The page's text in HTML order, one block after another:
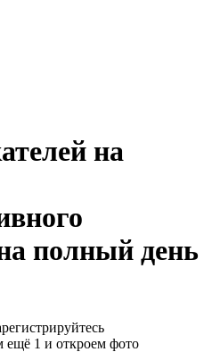
на
полный день
ещё 1 и откроем фото